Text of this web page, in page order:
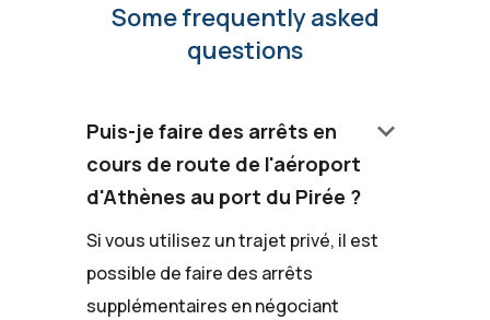
Some frequently asked
questions
Puis-je faire des arrêts en
cours de route de l'aéroport
d'Athènes au port du Pirée ?
keyboard_arrow_down
Si vous utilisez un trajet privé, il est
possible de faire des arrêts
supplémentaires en négociant